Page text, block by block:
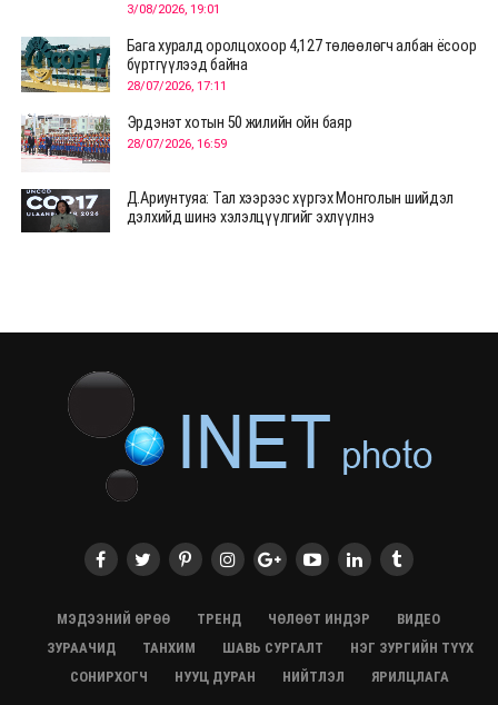
3/08/2026, 19:01
Бага хуралд оролцохоор 4,127 төлөөлөгч албан ёсоор
бүртгүүлээд байна
28/07/2026, 17:11
Эрдэнэт хотын 50 жилийн ойн баяр
28/07/2026, 16:59
Д.Ариунтуяа: Тал хээрээс хүргэх Монголын шийдэл
дэлхийд шинэ хэлэлцүүлгийг эхлүүлнэ
28/07/2026, 12:04
ХӨВСГӨЛ Нутгийн зөвлөлөөс МУАЖ Д.Цэрэндарьзавт
2 өрөө байр олгоно
20/07/2026, 19:22
20/07/2026, 19:21
хийхээр хүрэлцэн ирлээ
Испанийн шигшээ баг ДАШТ-д хоёр дахь удаагаа
МЭДЭЭНИЙ ӨРӨӨ ТРЕНД ЧӨЛӨӨТ ИНДЭР
ВИДЕО
ЗУРААЧИД
ТАНХИМ ШАВЬ СУРГАЛТ
НЭГ ЗУРГИЙН ТҮҮХ
СОНИРХОГЧ
НУУЦ ДУРАН НИЙТЛЭЛ ЯРИЛЦЛАГА